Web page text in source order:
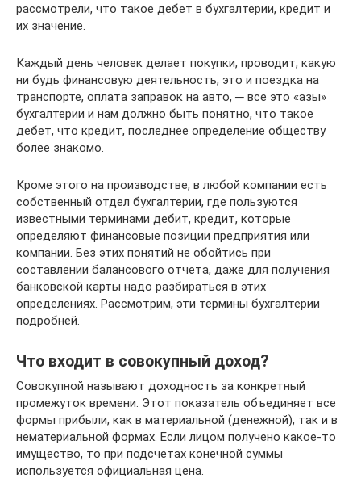
рассмотрели, что такое дебет в бухгалтерии, кредит и
их значение.
Каждый день человек делает покупки, проводит, какую
ни будь финансовую деятельность, это и поездка на
транспорте, оплата заправок на авто, ─ все это «азы»
бухгалтерии и нам должно быть понятно, что такое
дебет, что кредит, последнее определение обществу
более знакомо.
Кроме этого на производстве, в любой компании есть
собственный отдел бухгалтерии, где пользуются
известными терминами дебит, кредит, которые
определяют финансовые позиции предприятия или
компании. Без этих понятий не обойтись при
составлении балансового отчета, даже для получения
банковской карты надо разбираться в этих
определениях. Рассмотрим, эти термины бухгалтерии
подробней.
Что входит в совокупный доход?
Совокупной называют доходность за конкретный
промежуток времени. Этот показатель объединяет все
формы прибыли, как в материальной (денежной), так и в
нематериальной формах. Если лицом получено какое-то
имущество, то при подсчетах конечной суммы
используется официальная цена.